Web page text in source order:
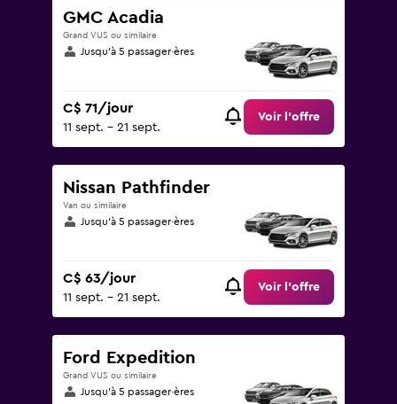
GMC Acadia
Grand VUS ou similaire
Jusqu’à 5 passager·ères
C$ 71/jour
11 sept. - 21 sept.
Voir l’offre
Nissan Pathfinder
Van ou similaire
Jusqu’à 5 passager·ères
C$ 63/jour
11 sept. - 21 sept.
Voir l’offre
Ford Expedition
Grand VUS ou similaire
Jusqu’à 5 passager·ères